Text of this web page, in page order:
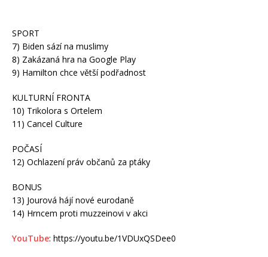
SPORT
7) Biden sází na muslimy
8) Zakázaná hra na Google Play
9) Hamilton chce větší podřadnost
KULTURNÍ FRONTA
10) Trikolora s Ortelem
11) Cancel Culture
POČASÍ
12) Ochlazení práv občanů za ptáky
BONUS
13) Jourová hájí nové eurodaně
14) Hrncem proti muzzeinovi v akci
YouTube: https://youtu.be/1VDUxQSDee0